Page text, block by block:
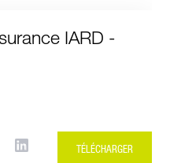
IARD -
TÉLÉCHARGER